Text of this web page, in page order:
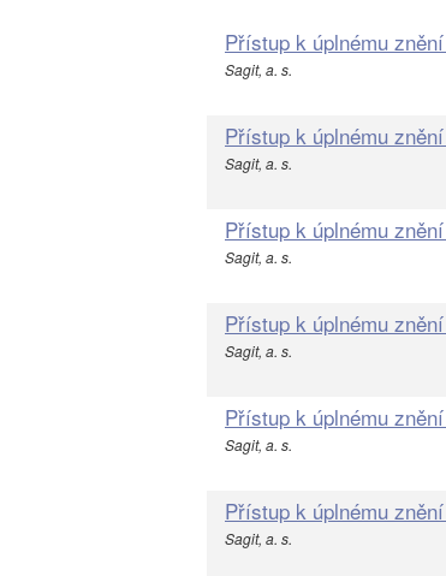
Přístup k úplnému
Sagit, a. s.
Přístup k úplnému
Sagit, a. s.
Přístup k úplnému
Sagit, a. s.
Přístup k úplnému
Sagit, a. s.
Přístup k úplnému
Sagit, a. s.
Přístup k úplnému
Sagit, a. s.